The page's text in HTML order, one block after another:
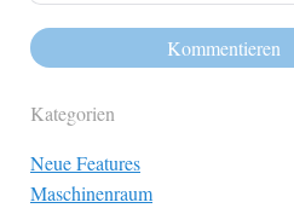
Kategorien
Neue Features
Maschinenraum